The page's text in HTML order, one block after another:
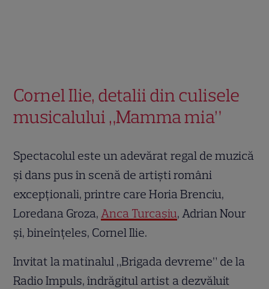
Cornel Ilie, detalii din culisele
musicalului „Mamma mia”
Spectacolul este un adevărat regal de muzică
și dans pus în scenă de artiști români
excepționali, printre care Horia Brenciu,
Loredana Groza,Anca Turcașiu, Adrian Nour
şi, bineînțeles, Cornel Ilie.
Invitat la matinalul „Brigada devreme” de la
Radio Impuls, îndrăgitul artist a dezvăluit